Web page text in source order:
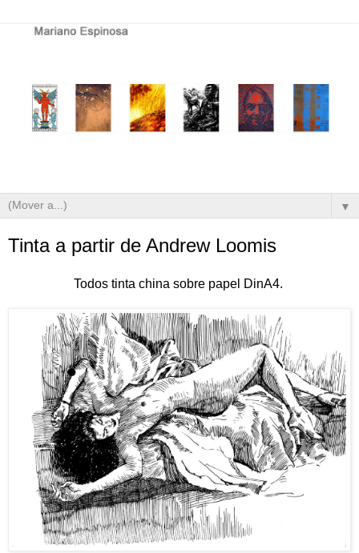
▼
Tinta a partir de Andrew Loomis
Todos tinta china sobre papel DinA4.